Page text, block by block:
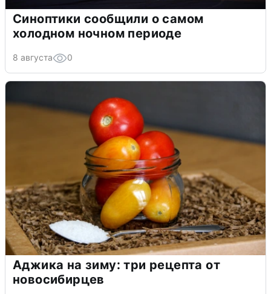
Синоптики сообщили о самом
холодном ночном периоде
8 августа 0
Аджика на зиму: три рецепта от
новосибирцев